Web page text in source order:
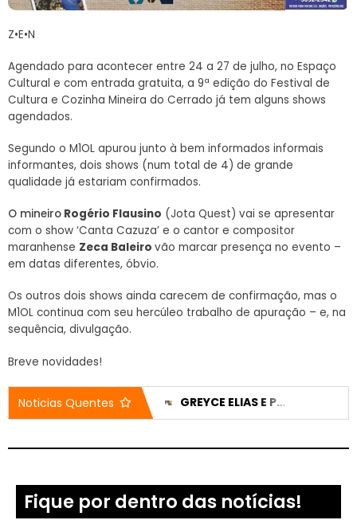
Z•E•N
Agendado para acontecer entre 24 a 27 de julho, no Espaço
Cultural e com entrada gratuita, a 9ª edição do Festival de
Cultura e Cozinha Mineira do Cerrado já tem alguns shows
agendados.
Segundo o M1OL apurou junto à bem informados informais
informantes, dois shows (num total de 4) de grande
qualidade já estariam confirmados.
O mineiro Rogério Flausino (Jota Quest) vai se apresentar
com o show ‘Canta Cazuza’ e o cantor e compositor
maranhense Zeca Baleiro vão marcar presença no evento –
em datas diferentes, óbvio.
Os outros dois shows ainda carecem de confirmação, mas o
M1OL continua com seu hercúleo trabalho de apuração – e, na
sequência, divulgação.
Breve novidades!
Noticias Quentes CASA DO IDOSO RECEBE DOIS VEÍCULOS NOVOS APÓS EMENDA DE 200 MIL REAIS GREYCE ELIAS E PEDRO LUCAS TÊM CANDIDATURAS REGISTRADAS E NOMES JÁ APARECEM NO DIVULGACAND
Fique por dentro das notícias!